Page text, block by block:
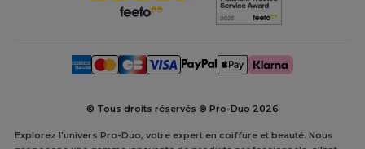
© Tous droits réservés © Pro-Duo 2026
Explorez l'univers Pro-Duo, votre expert en coiffure et beauté. Nous